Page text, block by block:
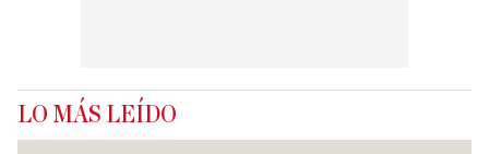
LO MÁS LEÍDO